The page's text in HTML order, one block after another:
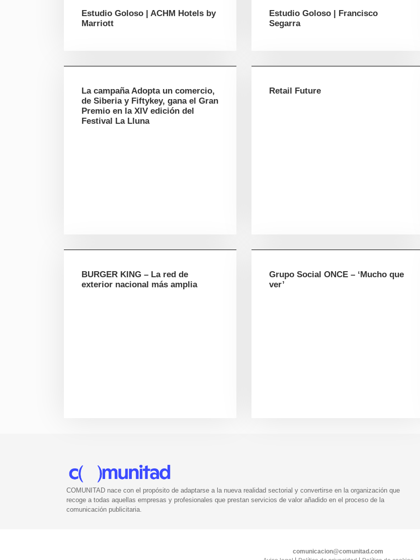
Estudio Goloso | ACHM Hotels by
Marriott
Estudio Goloso | Francisco
Segarra
La campaña Adopta un comercio,
de Siberia y Fiftykey, gana el Gran
Premio en la XIV edición del
Festival La Lluna
Retail Future
BURGER KING – La red de
exterior nacional más amplia
Grupo Social ONCE – ‘Mucho que
ver’
COMUNITAD nace con el propósito de adaptarse a la nueva realidad sectorial y convertirse en la organización que
recoge a todas aquellas empresas y profesionales que prestan servicios de valor añadido en el proceso de la
comunicación publicitaria.
comunicacion@comunitad.com